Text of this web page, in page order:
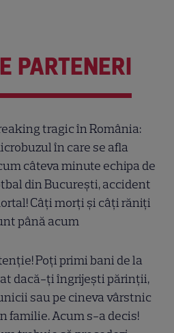
PARTENERI
tragic în România:
în care se afla
câteva minute echipa de
din București, accident
Câți morți și câți răniți
până acum
Poți primi bani de la
dacă-ți îngrijești părinții,
sau pe cineva vârstnic
familie. Acum s-a decis!